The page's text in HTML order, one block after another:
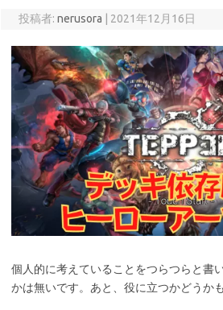
投稿者: nerusora 2021年12月16日
個人的に考えていることをつらつらと書
かは無いです。あと、役に立つかどうか